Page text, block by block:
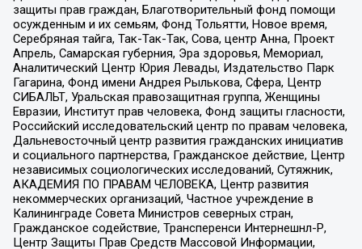
защиты прав граждан, Благотворительный фонд помощи
осужденным и их семьям, Фонд Тольятти, Новое время,
Серебряная тайга, Так-Так-Так, Сова, центр Анна, Проект
Апрель, Самарская губерния, Эра здоровья, Мемориал,
Аналитический Центр Юрия Левады, Издательство Парк
Гагарина, Фонд имени Андрея Рылькова, Сфера, Центр
СИБАЛЬТ, Уральская правозащитная группа, Женщины
Евразии, Институт прав человека, Фонд защиты гласности,
Российский исследовательский центр по правам человека,
Дальневосточный центр развития гражданских инициатив
и социального партнерства, Гражданское действие, Центр
независимых социологических исследований, Сутяжник,
АКАДЕМИЯ ПО ПРАВАМ ЧЕЛОВЕКА, Центр развития
некоммерческих организаций, Частное учреждение в
Калининграде Совета Министров северных стран,
Гражданское содействие, Трансперенси Интернешнл-Р,
Центр Защиты Прав Средств Массовой Информации,